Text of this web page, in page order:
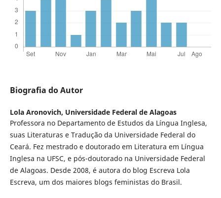
Biografia do Autor
Lola Aronovich, Universidade Federal de Alagoas
Professora no Departamento de Estudos da Língua Inglesa,
suas Literaturas e Tradução da Universidade Federal do
Ceará. Fez mestrado e doutorado em Literatura em Língua
Inglesa na UFSC, e pós-doutorado na Universidade Federal
de Alagoas. Desde 2008, é autora do blog Escreva Lola
Escreva, um dos maiores blogs feministas do Brasil.